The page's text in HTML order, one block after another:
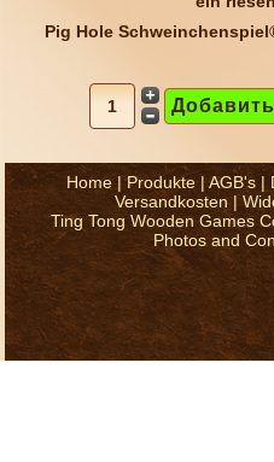
Pig Hole
Home|Produkte|AGB's|
Versandkosten|
Ting Tong Wooden Games
Photos and